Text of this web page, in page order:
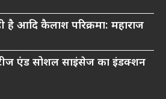
है आदि कैलाश परिक्रमा: महाराज
एंड सोशल साइंसेज का इंडक्शन